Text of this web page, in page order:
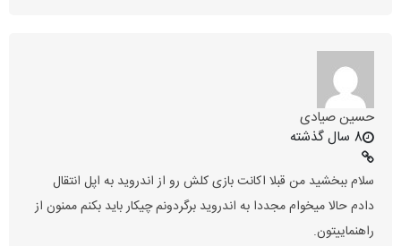
حسین صیادی
8 سال گذشته
سلام ببخشید من قبلا اکانت بازی کلش رو از اندروید به اپل انتقال
دادم حالا میخوام مجددا به اندروید برگردونم چیکار باید بکنم ممنون از
راهنماییتون.